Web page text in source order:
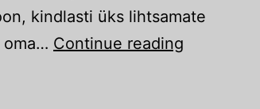
kindlasti üks lihtsamate
oma… Continue reading